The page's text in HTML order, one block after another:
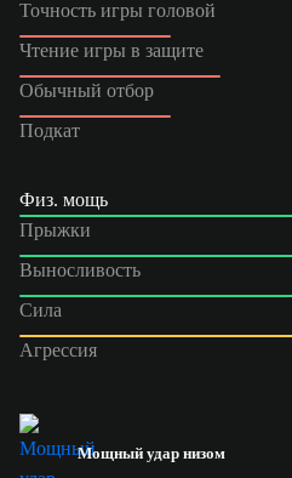
Точность игры головой
Чтение игры в защите
Обычный отбор
Подкат
Физ. мощь
Прыжки
Выносливость
Сила
Агрессия
Мощный удар низом